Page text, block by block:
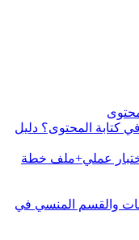
كتابة المحتوى؟ دليل
عملي+ملف خطة
والقسم المنسي في